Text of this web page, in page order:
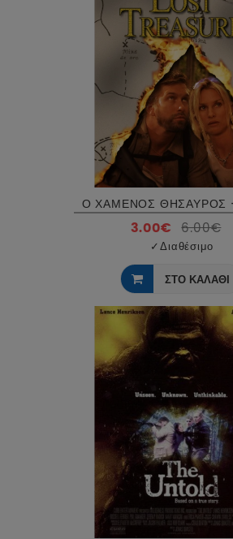
3.00€ 6.00€
✓Διαθέσιμο
ΣΤΟ ΚΑΛΑΘΙ